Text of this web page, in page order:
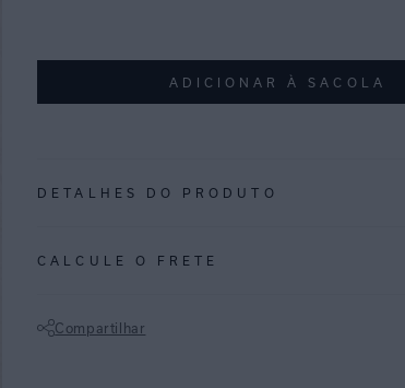
ADICIONAR À SACOLA
DETALHES DO PRODUTO
COMPOSIÇÃO
CALCULE O FRETE
Compartilhar